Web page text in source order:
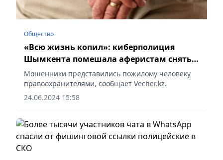
Общество
«Всю жизнь копил»: киберполиция
Шымкента помешала аферистам снять
со счета пенсионера 15,5 млн тенге
Мошенники представились пожилому человеку
правоохранителями, сообщает Vecher.kz.
24.06.2024 15:58